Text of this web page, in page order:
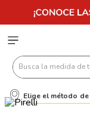
Busca la medida
Elige el método